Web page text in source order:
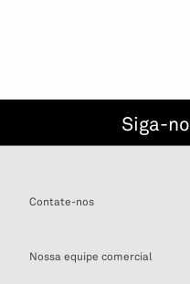
Siga-
Contate-nos
Nossa equipe comercial